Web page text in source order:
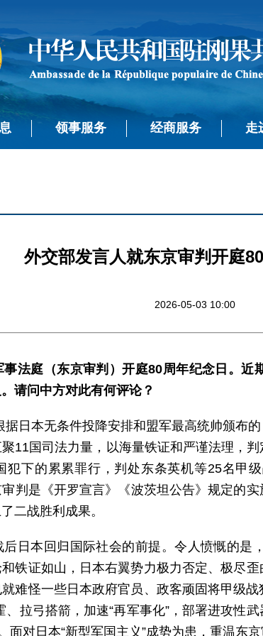
领事服务 经商服务 走
外交部发言人就东京审判开庭
2026-05-03 10:00
事法庭（东京审判）开庭80周年纪念日。
请问中方对此有何评论？
据日本无条件投降安排和盟军最高统帅颁布
11国司法力量，以海量铁证和严谨法理，
下的累累罪行，判处东条英机等25名甲
审判是《开罗宣言》《波茨坦公告》规定的
二战胜利成果。
日本回归国际社会的前提。令人愤慨的是
铁证如山，日本右翼势力极力否定、极尽
难怪一些日本政府官员、政客顽固将甲级
、拉弓搭箭，加速“再军事化”，部署进攻性
面对日本“新型军国主义”成势为患，重温东